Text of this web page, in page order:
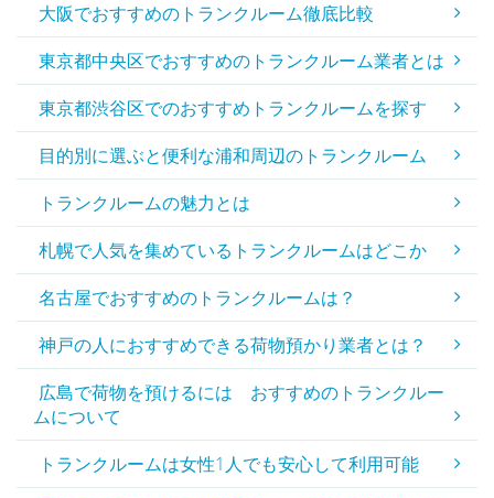
大阪でおすすめのトランクルーム徹底比較
東京都中央区でおすすめのトランクルーム業者とは
東京都渋谷区でのおすすめトランクルームを探す
目的別に選ぶと便利な浦和周辺のトランクルーム
トランクルームの魅力とは
札幌で人気を集めているトランクルームはどこか
名古屋でおすすめのトランクルームは？
神戸の人におすすめできる荷物預かり業者とは？
広島で荷物を預けるには おすすめのトランクルー
ムについて
トランクルームは女性1人でも安心して利用可能